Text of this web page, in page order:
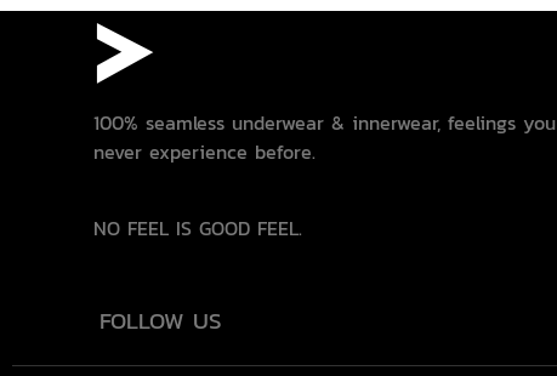
100% seamless underwear & innerwear, feelings you
never experience before.
NO FEEL IS GOOD FEEL.
FOLLOW US